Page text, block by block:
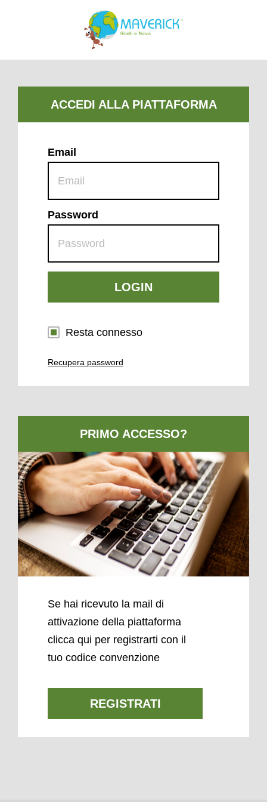
Email
Password
LOGIN
Resta connesso
Recupera password
Se hai ricevuto la mail di
attivazione della piattaforma
clicca qui per registrarti con il
tuo codice convenzione
REGISTRATI